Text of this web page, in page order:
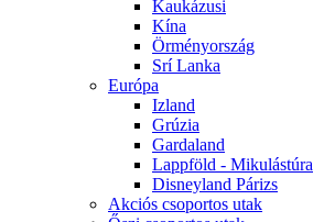
Kaukázusi
Kína
Örményország
Srí Lanka
Európa
Izland
Grúzia
Gardaland
Lappföld - Mikulástúra
Disneyland Párizs
Akciós csoportos utak